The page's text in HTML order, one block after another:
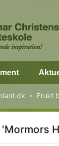
Frukt
'Mormors